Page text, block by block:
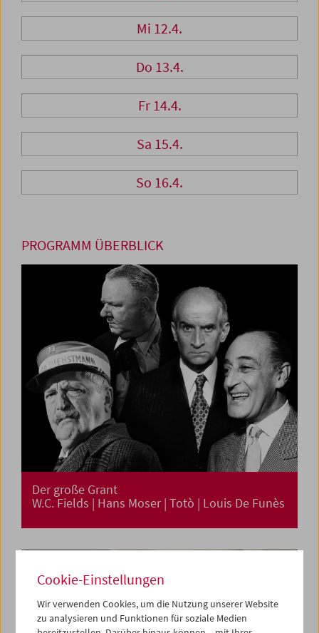
Mi 12.4.
Do 13.4.
Fr 14.4.
Sa 15.4.
So 16.4.
PROGRAMM ÜBERBLICK
Der große Grant
W.C. Fields | Hans Moser | Totò | Louis De Funès
Cookie-Einstellungen
Wir verwenden Cookies, um die Nutzung unserer Website
zu analysieren und Funktionen für soziale Medien